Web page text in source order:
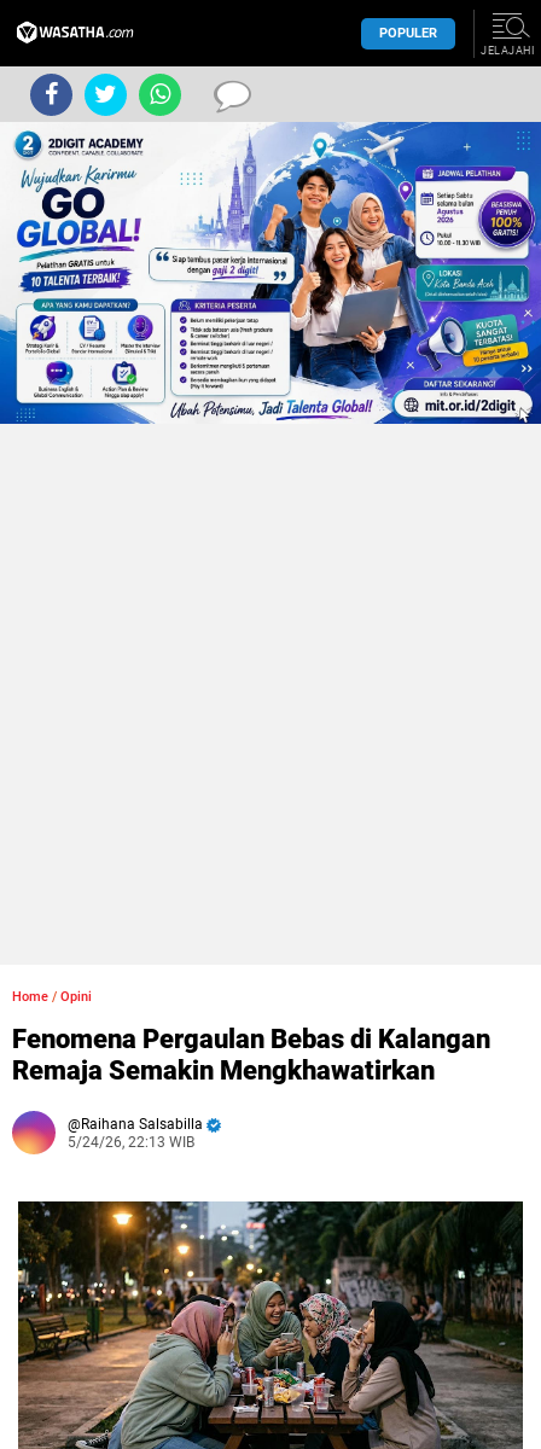
POPULER
JELAJAHI
Home / Opini
Fenomena Pergaulan Bebas di Kalangan
Remaja Semakin Mengkhawatirkan
Raihana Salsabilla
5/24/26, 22:13 WIB